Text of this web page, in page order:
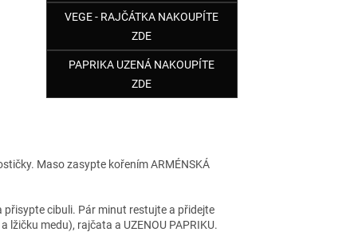
VEGE - RAJČÁTKA NAKOUPÍTE
ZDE
PAPRIKA UZENÁ NAKOUPÍTE
ZDE
Maso zasypte kořením ARMÉNSKÁ
cibuli. Pár minut restujte a přidejte
medu), rajčata a UZENOU PAPRIKU.